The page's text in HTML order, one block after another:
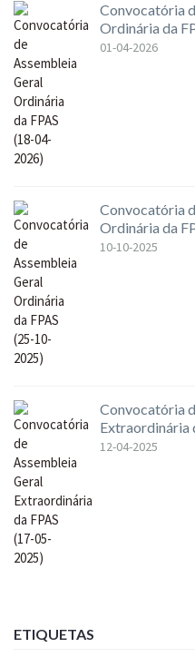
Convocatória
Ordinária da
01-04-2026
Convocatória
Ordinária da
10-10-2025
Convocatória
Extraordinária
12-04-2025
ETIQUETAS